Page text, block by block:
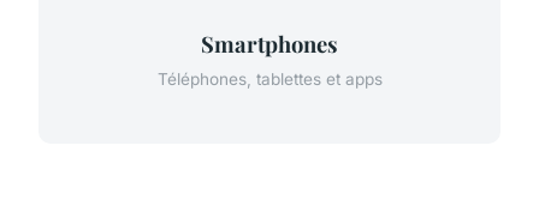
Smartphones
Téléphones, tablettes et apps